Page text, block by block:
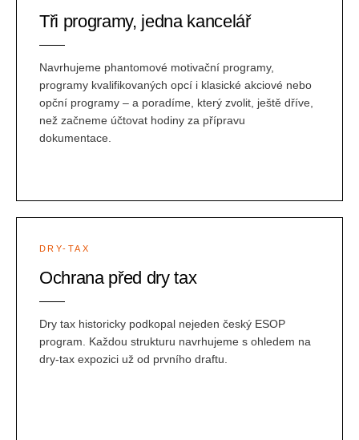
Tři programy, jedna kancelář
Navrhujeme phantomové motivační programy,
programy kvalifikovaných opcí i klasické akciové nebo
opční programy – a poradíme, který zvolit, ještě dříve,
než začneme účtovat hodiny za přípravu
dokumentace.
DRY-TAX
Ochrana před dry tax
Dry tax historicky podkopal nejeden český ESOP
program. Každou strukturu navrhujeme s ohledem na
dry-tax expozici už od prvního draftu.